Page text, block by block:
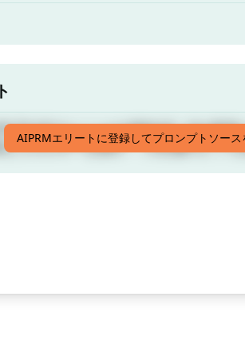
CTR SEOタイトルを自動作成！AIが最適
とエネルギーを節約！（小紅書のヒット
AIPRMエリートに登録してプロンプトソース